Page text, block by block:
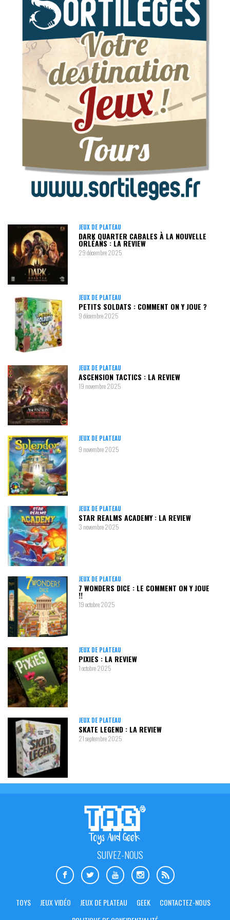
JEUX DE PLATEAU
DARK QUARTER CABALES À LA NOUVELLE
ORLÉANS : LA REVIEW
29 décembre 2025
JEUX DE PLATEAU
PETITS SOLDATS : COMMENT ON Y JOUE ?
9 décembre 2025
JEUX DE PLATEAU
ASCENSION TACTICS : LA REVIEW
19 novembre 2025
JEUX DE PLATEAU
9 novembre 2025
JEUX DE PLATEAU
STAR REALMS ACADEMY : LA REVIEW
3 novembre 2025
JEUX DE PLATEAU
7 WONDERS DICE : LE COMMENT ON Y JOUE
!!
19 octobre 2025
JEUX DE PLATEAU
PIXIES : LA REVIEW
1 octobre 2025
JEUX DE PLATEAU
SKATE LEGEND : LA REVIEW
21 septembre 2025
SUIVEZ-NOUS
TOYS JEUX VIDÉO JEUX DE PLATEAU GEEK
CONTACTEZ-NOUS